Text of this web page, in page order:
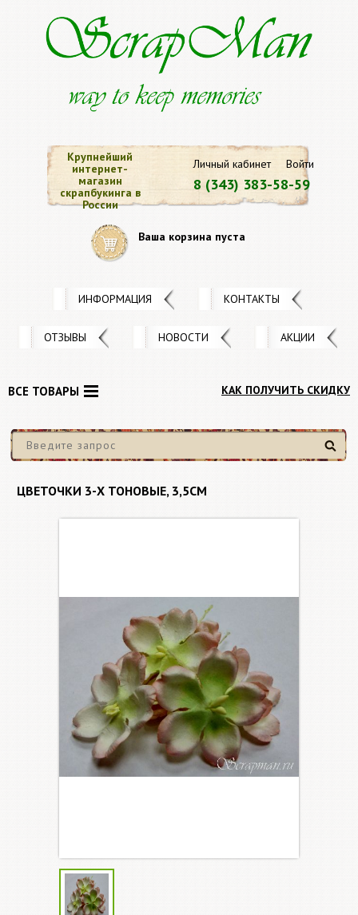
Личный кабинет Войти
8 (343) 383-58-59
Крупнейший
интернет-
магазин
скрапбукинга в
России
Ваша корзина пуста
ИНФОРМАЦИЯ КОНТАКТЫ
ОТЗЫВЫ НОВОСТИ АКЦИИ
КАК ПОЛУЧИТЬ СКИДКУ
Найти
ВСЕ ТОВАРЫ
ЦВЕТОЧКИ 3-Х ТОНОВЫЕ, 3,5СМ